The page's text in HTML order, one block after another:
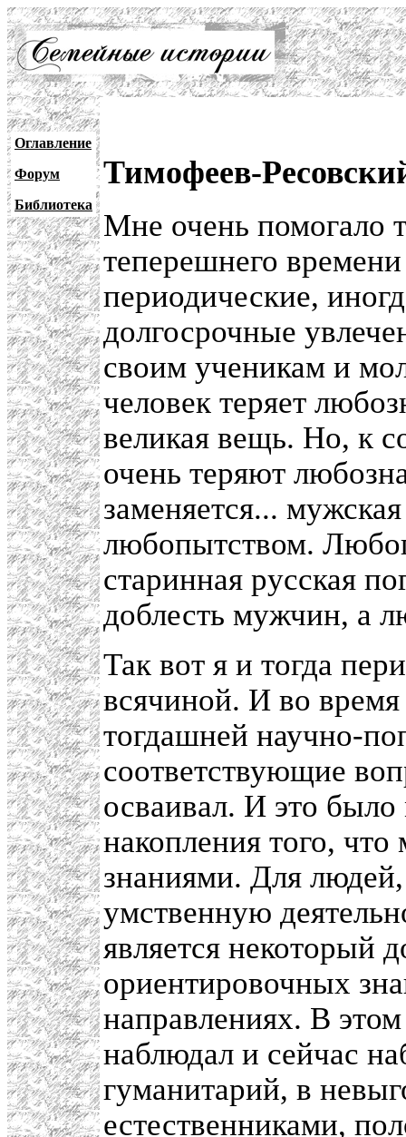
Оглавление
Форум
Библиотека
Тимофеев-
Мне очень помогало
теперешнего
периодические,
долгосрочные
своим ученикам и
человек теряет
великая вещь. Но, к
очень теряют
заменяется...
любопытством.
старинная русская
доблесть мужчин, а
Так вот я и тогда
всячиной. И во время
тогдашней научно-
соответствующие
осваивал. И это
накопления того,
знаниями. Для
умственную
является некоторый
ориентировочных
направлениях. В
наблюдал и сейчас
гуманитарий, в
естественниками,